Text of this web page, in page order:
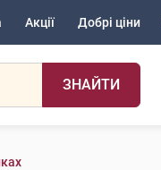
Акції Добрі ціни
ЗНАЙТИ